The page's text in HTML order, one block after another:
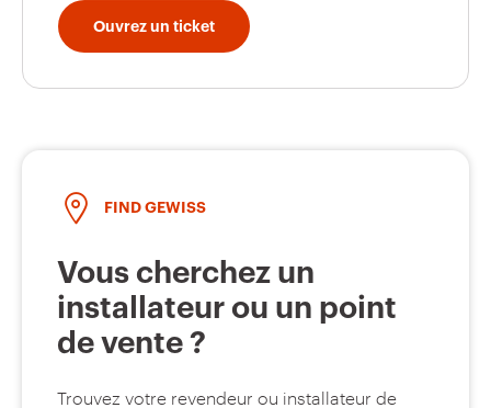
Ouvrez un ticket
FIND GEWISS
Vous cherchez un
installateur ou un point
de vente ?
Trouvez votre revendeur ou installateur de